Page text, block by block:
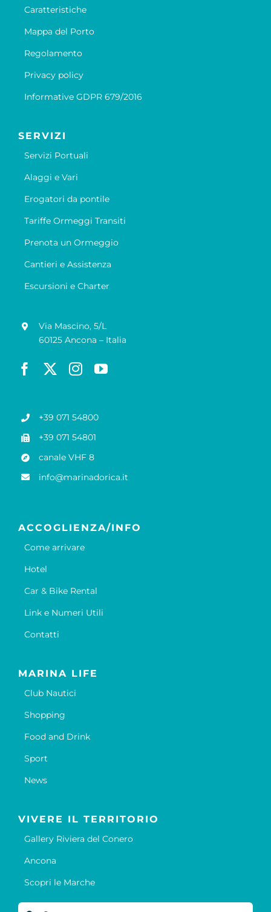
Caratteristiche
Mappa del Porto
Regolamento
Privacy policy
Informative GDPR 679/2016
SERVIZI
Servizi Portuali
Alaggi e Vari
Erogatori da pontile
Tariffe Ormeggi Transiti
Prenota un Ormeggio
Cantieri e Assistenza
Escursioni e Charter
Via Mascino, 5/L
60125 Ancona – Italia
+39 071 54800
+39 071 54801
canale VHF 8
info@marinadorica.it
ACCOGLIENZA/INFO
Come arrivare
Hotel
Car & Bike Rental
Link e Numeri Utili
Contatti
MARINA LIFE
Club Nautici
Shopping
Food and Drink
Sport
News
VIVERE IL TERRITORIO
Gallery Riviera del Conero
Ancona
Scopri le Marche
Cerca